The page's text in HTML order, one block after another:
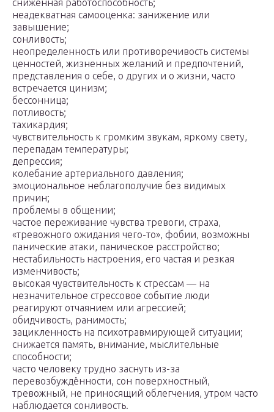
сниженная работоспособность;
неадекватная самооценка: занижение или
завышение;
сонливость;
неопределенность или противоречивость системы
ценностей, жизненных желаний и предпочтений,
представления о себе, о других и о жизни, часто
встречается цинизм;
бессонница;
потливость;
тахикардия;
чувствительность к громким звукам, яркому свету,
перепадам температуры;
депрессия;
колебание артериального давления;
эмоциональное неблагополучие без видимых
причин;
проблемы в общении;
частое переживание чувства тревоги, страха,
«тревожного ожидания чего-то», фобии, возможны
панические атаки, паническое расстройство;
нестабильность настроения, его частая и резкая
изменчивость;
высокая чувствительность к стрессам — на
незначительное стрессовое событие люди
реагируют отчаянием или агрессией;
обидчивость, ранимость;
зацикленность на психотравмирующей ситуации;
снижается память, внимание, мыслительные
способности;
часто человеку трудно заснуть из-за
перевозбуждённости, сон поверхностный,
тревожный, не приносящий облегчения, утром часто
наблюдается сонливость.